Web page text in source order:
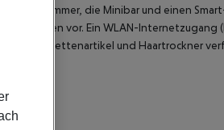
der 35 Zimmer, die Minibar und einen
Bettwaren vor. Ein WLAN-Internetzugang
Toilettenartikel und Haartrockner